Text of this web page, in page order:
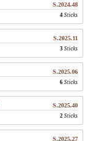
S.2024.48
4 Sticks
S.2025.11
3 Sticks
S.2025.06
6 Sticks
S.2025.40
2 Sticks
S.2025.27